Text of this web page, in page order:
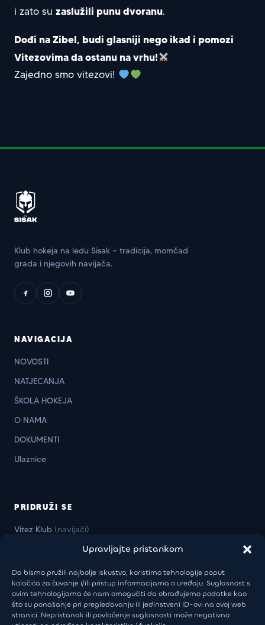
Upravljajte pristankom
Da bismo pružili najbolje iskustvo, koristimo tehnologije poput
kolačića za čuvanje i/ili pristup informacijama o uređaju. Suglasnost s
ovim tehnologijama će nam omogućiti da obrađujemo podatke kao
što su ponašanje pri pregledavanju ili jedinstveni ID-ovi na ovoj web
stranici. Nepristanak ili povlačenje suglasnosti može negativno
i zato su zaslužili punu dvoranu.
Dođi na Zibel, budi glasniji nego ikad i pomozi
Vitezovima da ostanu na vrhu!
Zajedno smo vitezovi!
Klub hokeja na ledu Sisak — tradicija, momčad
grada i njegovih navijača.
NAVIGACIJA
NOVOSTI
NATJECANJA
ŠKOLA HOKEJA
O NAMA
DOKUMENTI
Ulaznice
PRIDRUŽI SE
Vitez Klub (navijači)
Vitez Business Klub(firme)
KONTAKT
Uprava:+385 98 946 5805